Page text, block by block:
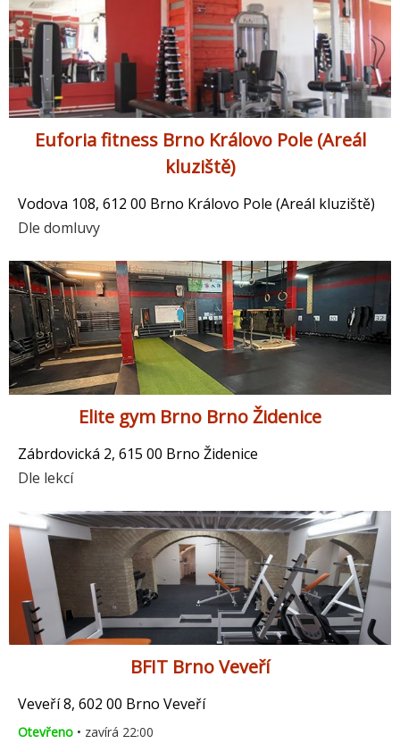
Euforia fitness Brno Královo Pole (Areál
kluziště)
Vodova 108, 612 00 Brno Královo Pole (Areál kluziště)
Dle domluvy
Elite gym Brno Brno Židenice
Zábrdovická 2, 615 00 Brno Židenice
Dle lekcí
BFIT Brno Veveří
Veveří 8, 602 00 Brno Veveří
Otevřeno • zavírá 22:00